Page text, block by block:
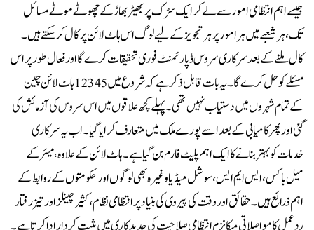
جیسے اہم انتظامی امور سے لے کر ایک سڑک پر بھیڑ بھاڑ کے چھوٹے موٹے مسائل
تک ،ہر شعبے میں ہر امور پر ہرتجویز کے لیے لوگ اس ہاٹ لائن پر کال کرسکتے ہیں۔
کال ملنے کے بعد سرکاری سروس ڈپارٹمنٹ فوری تحقیقات کرے گا اور فعال طور پر اس
مسئلے کو حل کرےگا۔ یہ بات قابل ذکر ہے کہ شروع میں 12345 ہاٹ لائن چین
کے تمام شہروں میں دستیاب نہیں تھی۔پہلے کچھ علاقوں میں اس سروس کی آزمائش کی
گئی اور پھر کامیابی کے بعد اسے پورے ملک میں متعارف کرایا گیا۔اب یہ سرکاری
خدمات کو بہتر بنانے کا ایک اہم پلیٹ فارم بن گیا ہے۔ ہاٹ لائن کے علاوہ ، میئر کے
میل باکس ، ایس ایم ایس ، سوشل میڈیا وغیرہ بھی لوگوں اور حکومتوں کے روابط کے
اہم ذرائع ہیں ۔حقائق اور وقت کی پیروی کی بنیاد پر انتظامی نظام،کثیر چینلز اور تیزرفتار